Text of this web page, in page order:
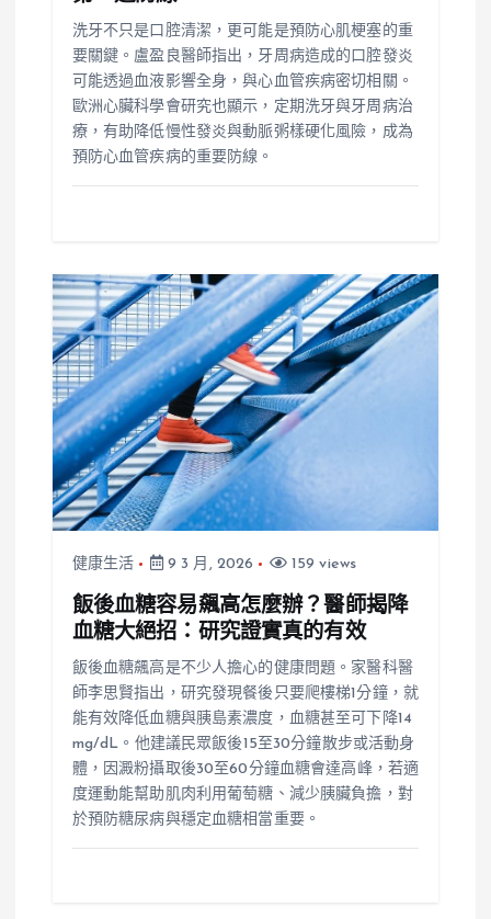
洗牙不只是口腔清潔，更可能是預防心肌梗塞的重
要關鍵。盧盈良醫師指出，牙周病造成的口腔發炎
可能透過血液影響全身，與心血管疾病密切相關。
歐洲心臟科學會研究也顯示，定期洗牙與牙周病治
療，有助降低慢性發炎與動脈粥樣硬化風險，成為
預防心血管疾病的重要防線。
健康生活 9 3 月, 2026 159 views
飯後血糖容易飆高怎麼辦？醫師揭降
血糖大絕招：研究證實真的有效
飯後血糖飆高是不少人擔心的健康問題。家醫科醫
師李思賢指出，研究發現餐後只要爬樓梯1分鐘，就
能有效降低血糖與胰島素濃度，血糖甚至可下降14
mg/dL。他建議民眾飯後15至30分鐘散步或活動身
體，因澱粉攝取後30至60分鐘血糖會達高峰，若適
度運動能幫助肌肉利用葡萄糖、減少胰臟負擔，對
於預防糖尿病與穩定血糖相當重要。